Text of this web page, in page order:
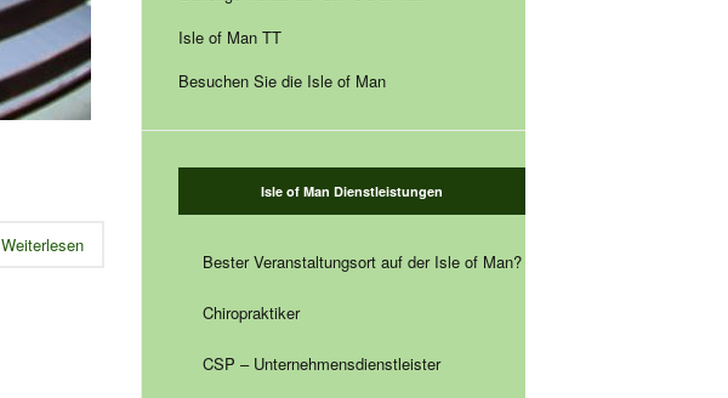
Weiterlesen
Isle of Man TT
Besuchen Sie die Isle of Man
Isle of Man Dienstleistungen
Bester Veranstaltungsort auf der Isle of Man?
Chiropraktiker
CSP – Unternehmensdienstleister